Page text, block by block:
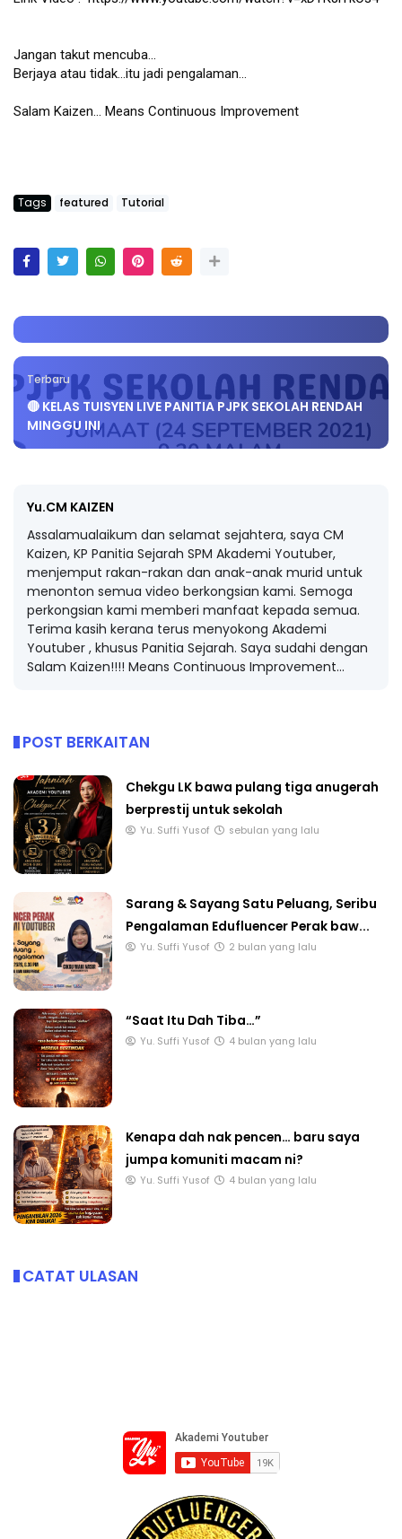
Jangan takut mencuba...
Berjaya atau tidak...itu jadi pengalaman...
Salam Kaizen... Means Continuous Improvement
Tags featured Tutorial
Terbaru
🔴 KELAS TUISYEN LIVE PANITIA PJPK SEKOLAH RENDAH
MINGGU INI
Yu.CM KAIZEN
Assalamualaikum dan selamat sejahtera, saya CM
Kaizen, KP Panitia Sejarah SPM Akademi Youtuber,
menjemput rakan-rakan dan anak-anak murid untuk
menonton semua video berkongsian kami. Semoga
perkongsian kami memberi manfaat kepada semua.
Terima kasih kerana terus menyokong Akademi
Youtuber , khusus Panitia Sejarah. Saya sudahi dengan
Salam Kaizen!!!! Means Continuous Improvement...
POST BERKAITAN
Chekgu LK bawa pulang tiga anugerah
berprestij untuk sekolah
Yu. Suffi Yusof sebulan yang lalu
Sarang & Sayang Satu Peluang, Seribu
Pengalaman Edufluencer Perak baw...
Yu. Suffi Yusof 2 bulan yang lalu
“Saat Itu Dah Tiba…”
Yu. Suffi Yusof 4 bulan yang lalu
Kenapa dah nak pencen… baru saya
jumpa komuniti macam ni?
Yu. Suffi Yusof 4 bulan yang lalu
CATAT ULASAN